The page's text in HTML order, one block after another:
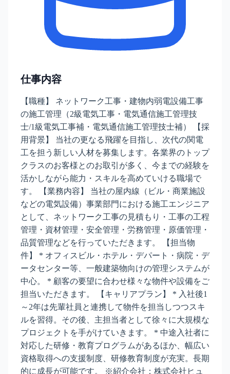
仕事内容
【職種】 ネットワーク工事・建物内弱電設備工事
の施工管理（2級電気工事・電気通信施工管理技
士/1級電気工事補・電気通信施工管理技士補） 【採
用背景】 当社の更なる飛躍を目指し、次代の関電
工を担う新しい人材を募集します。各業界のトップ
クラスのお客様とのお取引が多く、今までの経験を
活かしながら能力・スキルを高めていける職場で
す。 【業務内容】 当社の屋内線（ビル・商業施設
などの電気設備）事業部門における施工エンジニア
として、ネットワーク工事の見積もり・工事の工程
管理・資材管理・安全管理・労務管理・原価管理・
品質管理などを行っていただきます。 【担当物
件】 * オフィスビル・ホテル・デパート・病院・デ
ータセンター等、一般建築物向けの管理システムが
中心。 * 顧客の要望に合わせ様々な物件や設備をご
担当いただきます。 【キャリアプラン】 * 入社後1
～2年は先輩社員と連携して物件を担当しつつスキ
ルを習得。その後、主担当者として徐々に大規模な
プロジェクトを手がけていきます。 * 中途入社者に
対応した研修・教育プログラムがあるほか、幅広い
資格取得への支援制度、研修教育制度が充実。長期
的に成長が可能です。 ※紹介会社：株式会社ヒュ